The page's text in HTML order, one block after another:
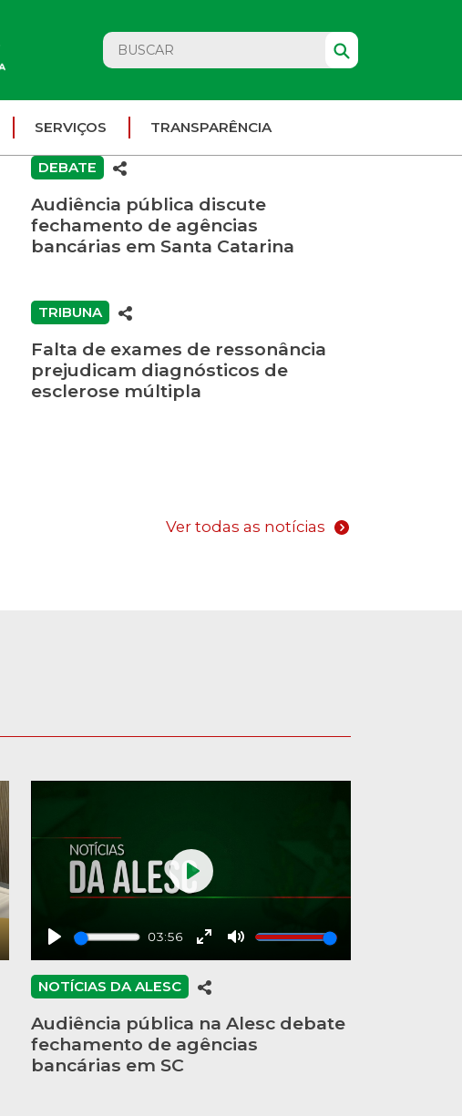
SERVIÇOS TRANSPARÊNCIA
DEBATE
Audiência pública discute
fechamento de agências
bancárias em Santa Catarina
TRIBUNA
Falta de exames de ressonância
prejudicam diagnósticos de
esclerose múltipla
Ver todas as notícias
Play
03:56
Enter
fullscreen
Mute
Play
NOTÍCIAS DA ALESC
Audiência pública na Alesc debate
fechamento de agências
bancárias em SC